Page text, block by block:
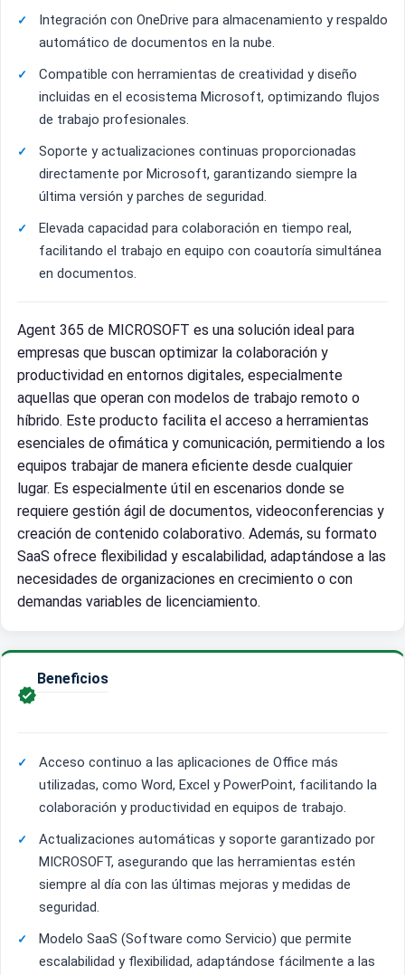
Integración con OneDrive para almacenamiento y respaldo
automático de documentos en la nube.
Compatible con herramientas de creatividad y diseño
incluidas en el ecosistema Microsoft, optimizando flujos
de trabajo profesionales.
Soporte y actualizaciones continuas proporcionadas
directamente por Microsoft, garantizando siempre la
última versión y parches de seguridad.
Elevada capacidad para colaboración en tiempo real,
facilitando el trabajo en equipo con coautoría simultánea
en documentos.
Agent 365 de MICROSOFT es una solución ideal para
empresas que buscan optimizar la colaboración y
productividad en entornos digitales, especialmente
aquellas que operan con modelos de trabajo remoto o
híbrido. Este producto facilita el acceso a herramientas
esenciales de ofimática y comunicación, permitiendo a los
equipos trabajar de manera eficiente desde cualquier
lugar. Es especialmente útil en escenarios donde se
requiere gestión ágil de documentos, videoconferencias y
creación de contenido colaborativo. Además, su formato
SaaS ofrece flexibilidad y escalabilidad, adaptándose a las
necesidades de organizaciones en crecimiento o con
demandas variables de licenciamiento.

Beneficios
Acceso continuo a las aplicaciones de Office más
utilizadas, como Word, Excel y PowerPoint, facilitando la
colaboración y productividad en equipos de trabajo.
Actualizaciones automáticas y soporte garantizado por
MICROSOFT, asegurando que las herramientas estén
siempre al día con las últimas mejoras y medidas de
seguridad.
Modelo SaaS (Software como Servicio) que permite
escalabilidad y flexibilidad, adaptándose fácilmente a las